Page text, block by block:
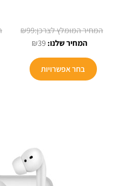
₪99 המחיר
₪39
הוא:
בחר אפשרויות
למוצר
את
האפשרויות
בעמוד